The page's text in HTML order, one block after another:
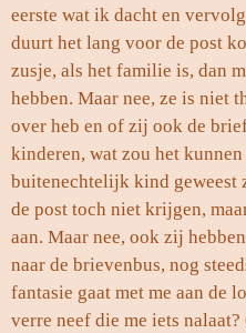
eerste wat ik dacht en
duurt het lang voor de post
zusje, als het familie is, dan
hebben. Maar nee, ze is niet
over heb en of zij ook de
kinderen, wat zou het
buitenechtelijk kind geweest
de post toch niet krijgen,
aan. Maar nee, ook zij
naar de brievenbus, nog
fantasie gaat met me aan de
verre neef die me iets